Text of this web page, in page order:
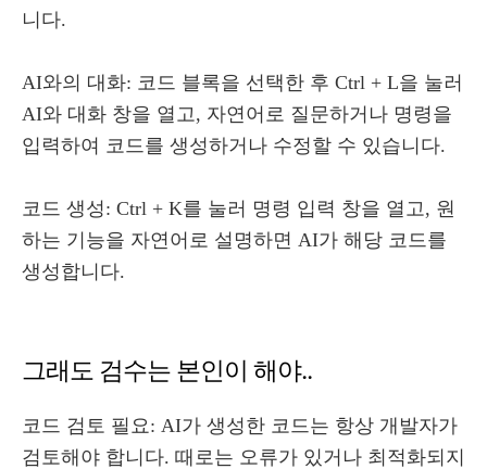
니다.
AI와의 대화: 코드 블록을 선택한 후 Ctrl + L을 눌러
AI와 대화 창을 열고, 자연어로 질문하거나 명령을
입력하여 코드를 생성하거나 수정할 수 있습니다.
코드 생성: Ctrl + K를 눌러 명령 입력 창을 열고, 원
하는 기능을 자연어로 설명하면 AI가 해당 코드를
생성합니다.
그래도 검수는 본인이 해야..
코드 검토 필요: AI가 생성한 코드는 항상 개발자가
검토해야 합니다. 때로는 오류가 있거나 최적화되지